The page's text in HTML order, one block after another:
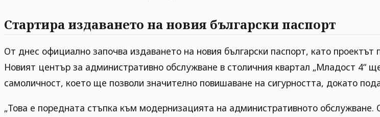
Стартира издаването на новия български паспорт
От днес официално започва издаването на новия български паспорт, като
Новият център за административно обслужване в столичния квартал „Младост 4“
самоличност, което ще позволи значително повишаване на сигурността, докато
„Това е поредната стъпка към модернизацията на административното